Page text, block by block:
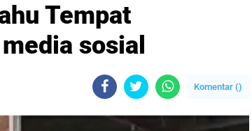
Tempat
sosial
Komentar ()